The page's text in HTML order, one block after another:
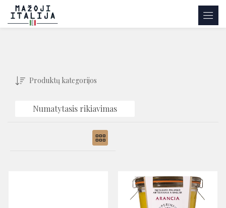
Produktų kategorijos
Numatytasis rikiavimas